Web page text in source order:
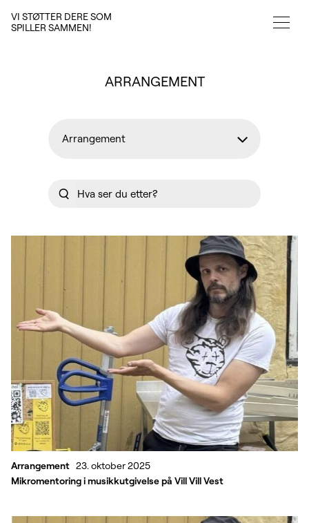
VI STØTTER DERE SOM
SPILLER SAMMEN!
ARRANGEMENT
Arrangement
Kurs
Mer i monitor!
Arrangement
Søk
Arrangement 23. oktober 2025
Mikromentoring i musikkutgivelse på Vill Vill Vest